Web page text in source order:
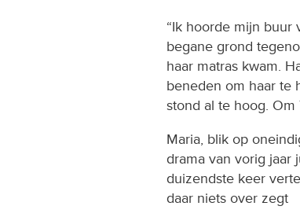
“Ik hoorde mijn buur
begane grond
haar matras kwam.
beneden om haar te
stond al te hoog. Om
Maria, blik op
drama van vorig jaar
duizendste keer
daar niets over zegt